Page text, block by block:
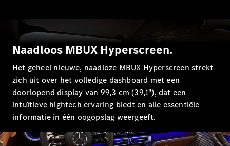
Alle
Hatchbacks
A-Klasse
Hatchback
B-Klasse
Configurator
Mercedes-
Naadloos MBUX Hyperscreen.
Het geheel nieuwe, naadloze MBUX Hyperscreen strekt
zich uit over het volledige dashboard met een
doorlopend display van 99,3 cm (39,1"), dat een
intuïtieve hightech ervaring biedt en alle essentiële
informatie in één oogopslag weergeeft.